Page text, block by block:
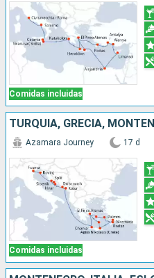
Comidas incluidas
Comidas incluidas
Azamara Journey 17 d